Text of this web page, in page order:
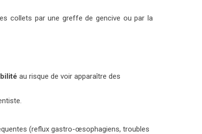
collets par une greffe de gencive ou par la
au risque de voir apparaître des
(reflux gastro-œsophagiens, troubles